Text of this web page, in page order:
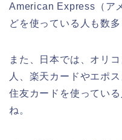
American Express（ア
どを使っている人も数
また、日本では、オリ
人、楽天カードやエポ
住友カードを使ってい
ね。